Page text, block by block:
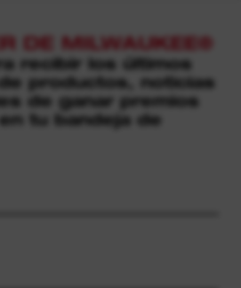
DE MILWAUKEE®
recibir los últimos
productos, noticias
de ganar premios
tu bandeja de